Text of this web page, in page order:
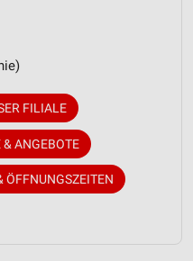
FILIALE
ANGEBOTE
ÖFFNUNGSZEITEN